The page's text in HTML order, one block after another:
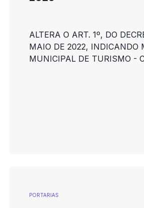
ALTERA O ART. 1º, DO
MAIO DE 2022, INDICANDO
MUNICIPAL DE TURISMO -
PORTARIAS